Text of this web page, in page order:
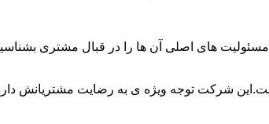
های اصلی آن ها را در قبال مشتری
شرکت توجه ویژه ی به رضایت مشتریانش